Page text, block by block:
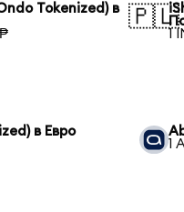
Tokenized) в
🇵🇱
1
в Евро
1